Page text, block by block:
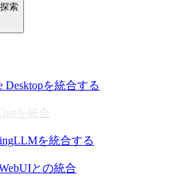
索
Desktopを統合する
を統合
を統合する
との統合